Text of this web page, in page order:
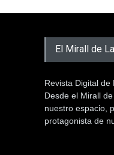
El Mirall de
Revista Digital de
Desde el Mirall
nuestro espacio,
protagonista de